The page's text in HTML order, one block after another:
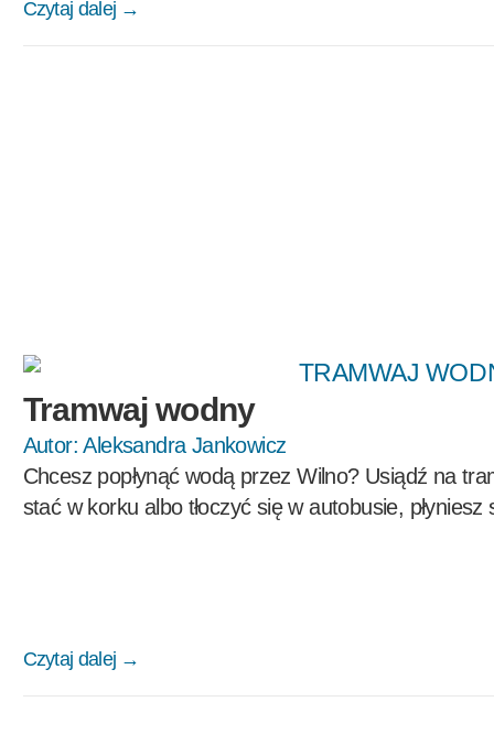
Czytaj dalej →
Tramwaj wodny
Autor: Aleksandra Jankowicz
Chcesz popłynąć wodą przez Wilno? Usiądź na
stać w korku albo tłoczyć się w autobusie,
Czytaj dalej →